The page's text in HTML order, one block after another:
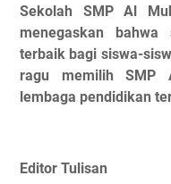
Sekolah SMP Al
menegaskan bahwa
terbaik bagi siswa-
ragu memilih SMP
lembaga pendidikan
Editor Tulisan